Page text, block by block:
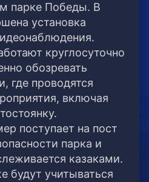
парке Победы. В
установка
круглосуточно
обозревать
где проводятся
включая
поступает на пост
парка и
казаками.
будут учитываться